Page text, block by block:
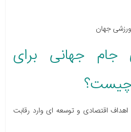
ورزشی جهان
جام جهانی برای
چیست؟
اهداف اقتصادی و توسعه ای وارد رقابت